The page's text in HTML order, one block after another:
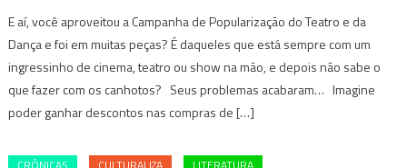
E aí, você aproveitou a Campanha de Popularização do Teatro e da
Dança e foi em muitas peças? É daqueles que está sempre com um
ingressinho de cinema, teatro ou show na mão, e depois não sabe o
que fazer com os canhotos? Seus problemas acabaram… Imagine
poder ganhar descontos nas compras de […]